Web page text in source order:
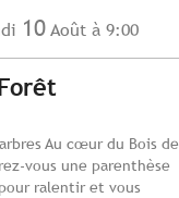
10 Août à 9:00
Au cœur du Bois de
vous une parenthèse
ralentir et vous